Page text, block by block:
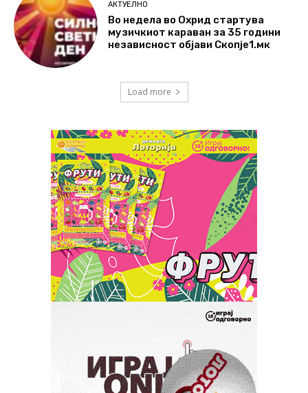
АКТУЕЛНО
Во недела во Охрид стартува
музичкиот караван за 35 години
независност објави Скопје1.мк
Load more